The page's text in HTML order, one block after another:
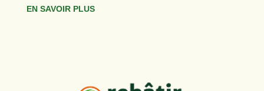
EN SAVOIR PLUS